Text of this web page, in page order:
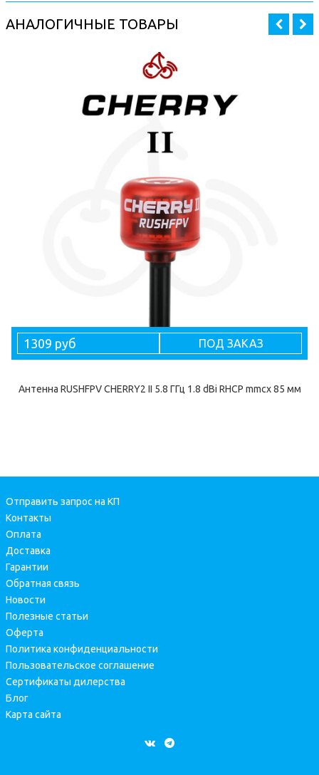
АНАЛОГИЧНЫЕ ТОВАРЫ
1309 руб ПОД ЗАКАЗ
Антенна RUSHFPV CHERRY2 II 5.8 ГГц 1.8 dBi RHCP mmcx 85 мм
Отправить запрос на КП
Контакты
Оплата
Доставка
Гарантии
Обратная связь
Новости
Полезные статьи
Оферта
Политика конфиденциальности
Пользовательское соглашение
Сертификаты дилерства
Блог
Карта сайта